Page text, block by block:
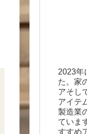
2023年
た。家
アそし
アイテ
製造業
ていま
すすめ